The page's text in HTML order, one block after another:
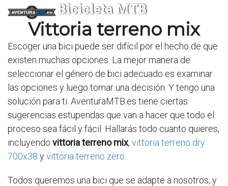
Bicicleta MTB
Vittoria terreno mix
Escoger una bici puede ser difícil por el hecho de que
existen muchas opciones. La mejor manera de
seleccionar el género de bici adecuado es examinar
las opciones y luego tomar una decisión. Y tengo una
solución para ti. AventuraMTB.es tiene ciertas
sugerencias estupendas que van a hacer que todo el
proceso sea fácil y fácil. Hallarás todo cuanto quieres,
incluyendo vittoria terreno mix, vittoria terreno dry
700x38 yvittoria terreno zero
Todos queremos una bici que se adapte a nosotros, y